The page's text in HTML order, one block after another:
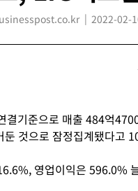
2022-02-
결기준으로 매출 484억
것으로 잠정집계됐다고
영업이익은 596.0%